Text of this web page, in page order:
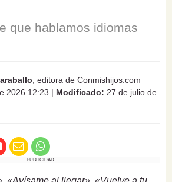
que hablamos idiomas
, editora de Conmishijos.com
2026 12:23 | Modificado: 27 de julio de
PUBLICIDAD